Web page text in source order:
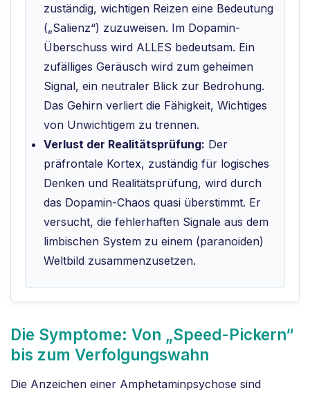
zuständig, wichtigen Reizen eine Bedeutung
(„Salienz“) zuzuweisen. Im Dopamin-
Überschuss wird ALLES bedeutsam. Ein
zufälliges Geräusch wird zum geheimen
Signal, ein neutraler Blick zur Bedrohung.
Das Gehirn verliert die Fähigkeit, Wichtiges
von Unwichtigem zu trennen.
Verlust der Realitätsprüfung: Der
präfrontale Kortex, zuständig für logisches
Denken und Realitätsprüfung, wird durch
das Dopamin-Chaos quasi überstimmt. Er
versucht, die fehlerhaften Signale aus dem
limbischen System zu einem (paranoiden)
Weltbild zusammenzusetzen.
Die Symptome: Von „Speed-Pickern“
bis zum Verfolgungswahn
Die Anzeichen einer Amphetaminpsychose sind